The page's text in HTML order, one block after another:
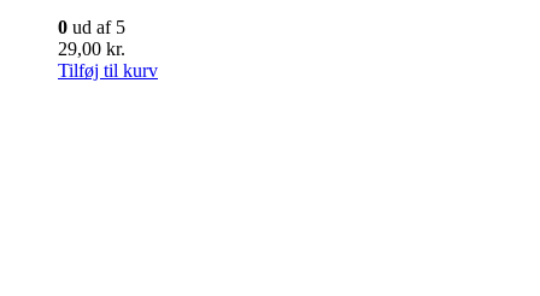
0 ud af 5
29,00 kr.
Tilføj til kurv